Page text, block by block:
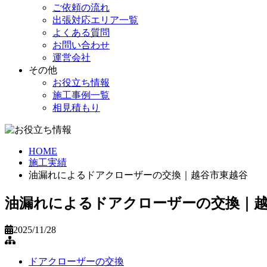
ご依頼の流れ
出張対応エリア一覧
よくある質問
お問い合わせ
運営会社
その他
お役立ち情報
施工事例一覧
相見積もり
HOME
施工実績
油漏れによるドアクローザーの交換｜越谷市東越谷
油漏れによるドアクローザーの交換｜
2025/11/28
ドアクローザーの交換